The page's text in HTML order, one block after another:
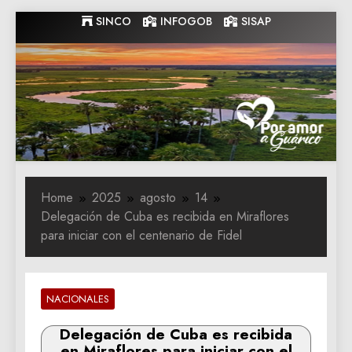
to
content
SINCO INFOGOB SISAP
Gobernacion
de Guarico
Gobernacion de Guarico
Home 2025 agosto
14
Delegación de Cuba es recibida en Miraflores
para iniciar con el centenario de Fidel
NACIONALES
Delegación de Cuba es recibida